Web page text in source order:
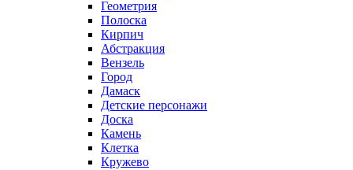
Геометрия
Полоска
Кирпич
Абстракция
Вензель
Город
Дамаск
Детские персонажи
Доска
Камень
Клетка
Кружево